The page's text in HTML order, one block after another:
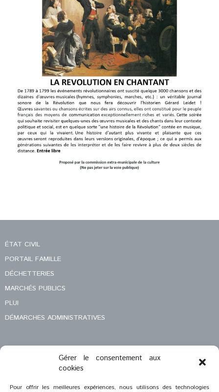
Gérer le consentement aux
cookies
Pour offrir les meilleures expériences, nous utilisons des technologies
ÉTAT CIVIL
PORTAIL FAMILLE
DÉCHETTERIES
MARCHÉS PUBLICS
PLUI
DÉMARCHES ADMINISTRATIVES
MENTIONS LÉGALES